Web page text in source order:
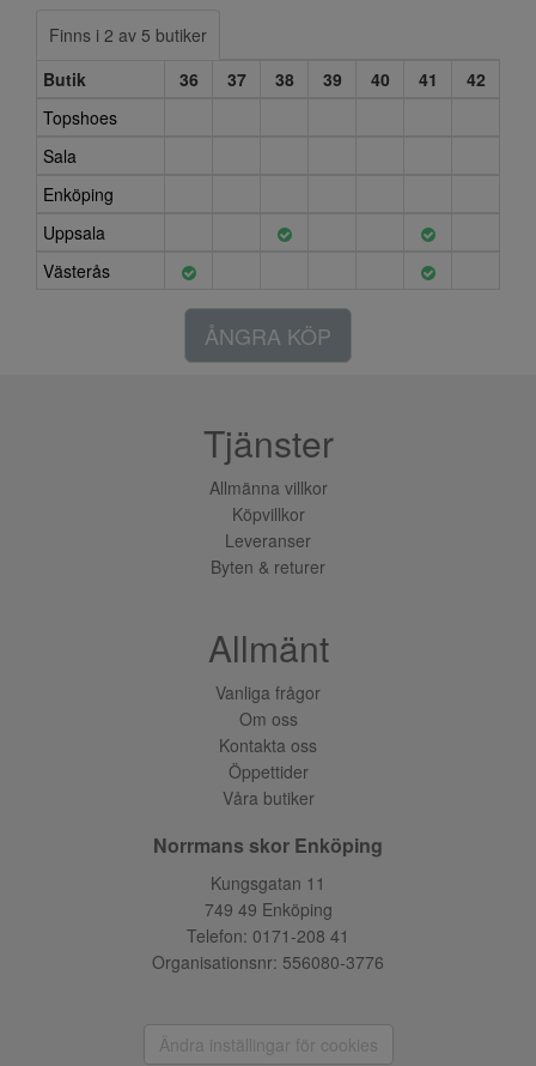
Finns i 2 av 5 butiker
Butik
36 37 38 39 40 41
42
Topshoes
Sala
Enköping
Uppsala
Västerås
ÅNGRA KÖP
Tjänster
Allmänna villkor
Köpvillkor
Leveranser
Byten & returer
Allmänt
Vanliga frågor
Om oss
Kontakta oss
Öppettider
Våra butiker
Norrmans skor Enköping
Kungsgatan 11
749 49 Enköping
Telefon: 0171-208 41
Organisationsnr: 556080-3776
Ändra inställingar för cookies